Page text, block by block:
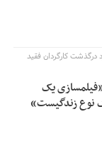
درگذشت کارگردان فقید
یک
نوع زندگیست»